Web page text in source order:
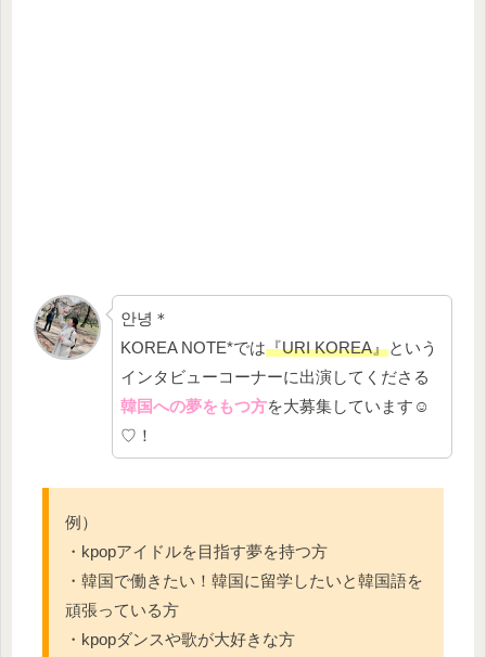
안녕＊
KOREA NOTE*では『URI KOREA』という
インタビューコーナーに出演してくださる
韓国への夢をもつ方を大募集しています☺
♡！
例）
・kpopアイドルを目指す夢を持つ方
・韓国で働きたい！韓国に留学したいと韓国語を
頑張っている方
・kpopダンスや歌が大好きな方